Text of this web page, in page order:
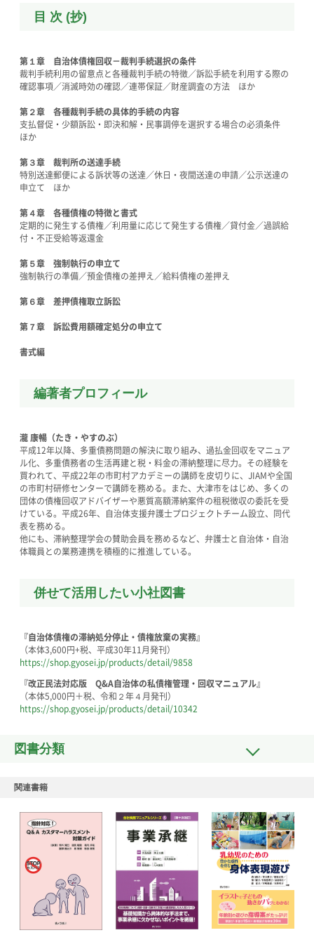
目 次 (抄)
第１章 自治体債権回収－裁判手続選択の条件
裁判手続利用の留意点と各種裁判手続の特徴／訴訟手続を利用する際の
確認事項／消滅時効の確認／連帯保証／財産調査の方法 ほか
第２章 各種裁判手続の具体的手続の内容
支払督促・少額訴訟・即決和解・民事調停を選択する場合の必須条件
ほか
第３章 裁判所の送達手続
特別送達郵便による訴状等の送達／休日・夜間送達の申請／公示送達の
申立て ほか
第４章 各種債権の特徴と書式
定期的に発生する債権／利用量に応じて発生する債権／貸付金／過誤給
付・不正受給等返還金
第５章 強制執行の申立て
強制執行の準備／預金債権の差押え／給料債権の差押え
第６章 差押債権取立訴訟
第７章 訴訟費用額確定処分の申立て
書式編
編著者プロフィール
瀧 康暢（たき・やすのぶ）
平成12年以降、多重債務問題の解決に取り組み、過払金回収をマニュア
ル化、多重債務者の生活再建と税・料金の滞納整理に尽力。その経験を
買われて、平成22年の市町村アカデミーの講師を皮切りに、JIAMや全国
の市町村研修センターで講師を務める。また、大津市をはじめ、多くの
団体の債権回収アドバイザーや悪質高額滞納案件の租税徴収の委託を受
けている。平成26年、自治体支援弁護士プロジェクトチーム設立、同代
表を務める。
他にも、滞納整理学会の賛助会員を務めるなど、弁護士と自治体・自治
体職員との業務連携を積極的に推進している。
併せて活用したい小社図書
『自治体債権の滞納処分停止・債権放棄の実務』
（本体3,600円+税、平成30年11月発刊）
https://shop.gyosei.jp/products/detail/9858
『改正民法対応版 Q&A自治体の私債権管理・回収マニュアル』
（本体5,000円＋税、令和２年４月発刊）
https://shop.gyosei.jp/products/detail/10342
図書分類
関連書籍